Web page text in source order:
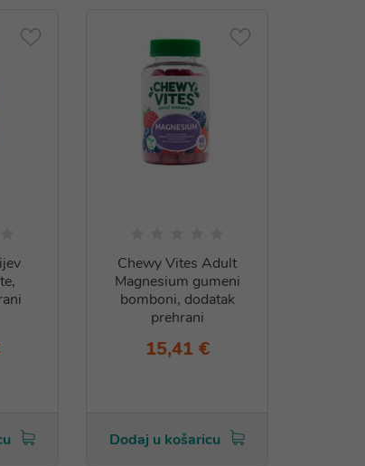
Chewy Vites Adult
Magnesium gumeni
bomboni, dodatak
prehrani
15,41 €
Dodaj u košaricu